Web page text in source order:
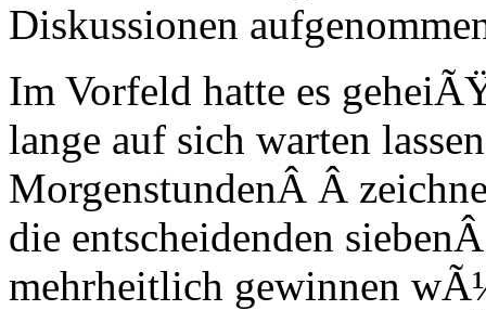
Diskussionen
Im Vorfeld hatte es
lange auf sich warten
MorgenstundenÂ Â
die entscheidenden
mehrheitlich gewinnen